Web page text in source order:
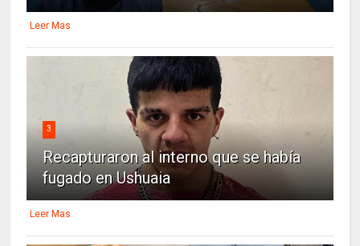
Leer Mas
3
Recapturaron al interno que se había
fugado en Ushuaia
Leer Mas